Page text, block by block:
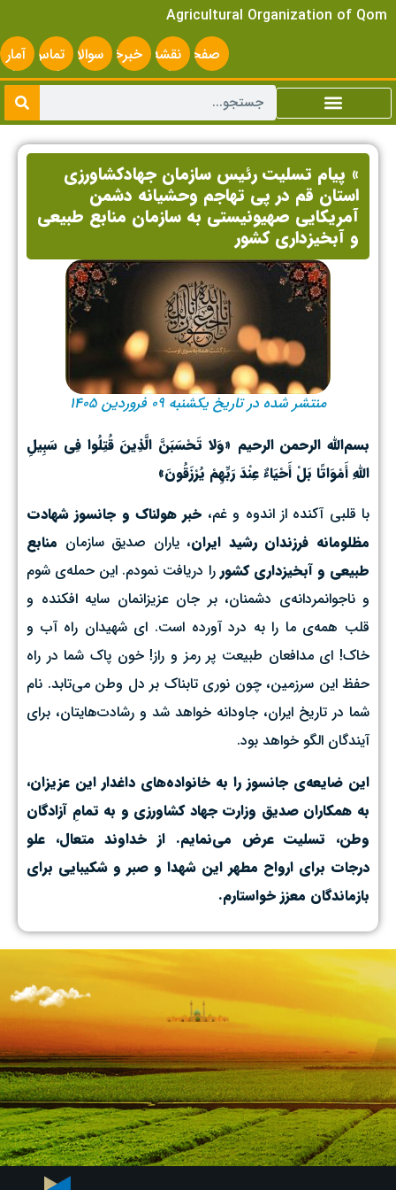
Agricultural Organization of Qom
صفحه
اصلی
نقشه
سایت
خبرخوانسوالات
متداول
تماس
با ما
آمار
» پیام تسلیت رئیس سازمان جهادکشاورزی
استان قم در پی تهاجم وحشیانه دشمن
آمریکایی صهیونیستی به سازمان منابع طبیعی
و آبخیزداری کشور
منتشر شده در تاریخ یکشنبه ۰۹ فروردین ۱۴۰۵
بسم‌الله الرحمن الرحیم «وَلا تَحْسَبَنَّ الَّذِينَ قُتِلُوا فِي سَبِيلِ
اللَّهِ أَمْوَاتًا بَلْ أَحْيَاءٌ عِنْدَ رَبِّهِمْ يُرْزَقُونَ»
با قلبی آکنده از اندوه و غم، خبر هولناک و جانسوز شهادت
مظلومانه فرزندان رشید ایران، یاران صدیق سازمان منابع
طبیعی و آبخیزداری کشوررا دریافت نمودم. این حمله‌ی شوم
و ناجوانمردانه‌ی دشمنان، بر جان عزیزانمان سایه افکنده و
قلب همه‌ی ما را به درد آورده است. ای شهیدان راه آب و
خاک! ای مدافعان طبیعت پر رمز و راز! خون پاک شما در راه
حفظ این سرزمین، چون نوری تابناک بر دل وطن می‌تابد. نام
شما در تاریخ ایران، جاودانه خواهد شد و رشادت‌هایتان، برای
آیندگان الگو خواهد بود.
این ضایعه‌ی جانسوز را به خانواده‌های داغدار این عزیزان،
به همکاران صدیق وزارت جهاد کشاورزی و به تمامِ آزادگان
وطن، تسلیت عرض می‌نمایم. از خداوند متعال، علو
درجات برای ارواح مطهر این شهدا و صبر و شکیبایی برای
بازماندگان معزز خواستارم.